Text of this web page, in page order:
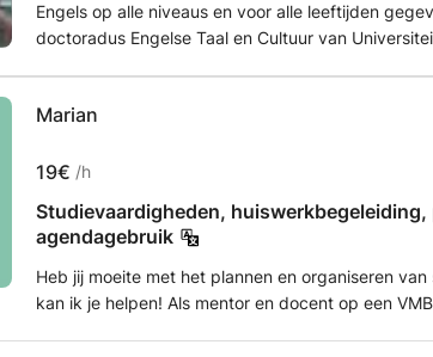
Engels op alle niveaus en voor alle leeftijden
doctoradus Engelse Taal en Cultuur van Universiteit
Marian
19€ /h
Studievaardigheden, huiswerkbegeleiding,
agendagebruik
Heb jij moeite met het plannen en organiseren van
kan ik je helpen! Als mentor en docent op een